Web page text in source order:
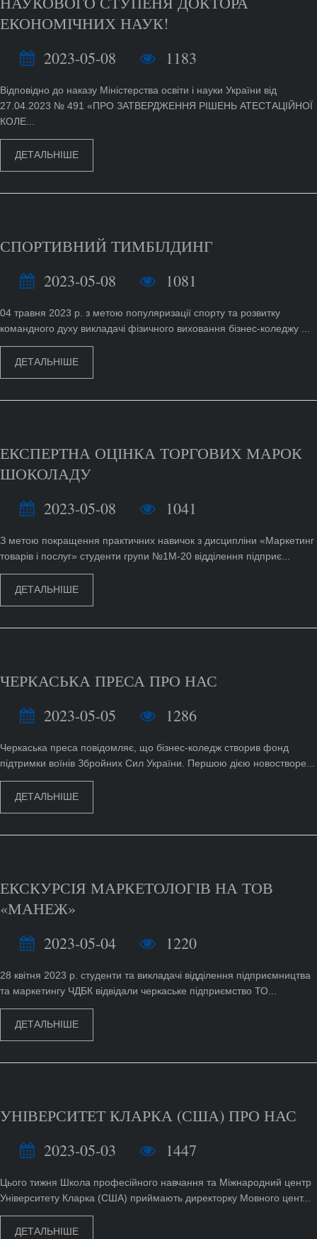
ЕКОНОМІЧНИХ НАУК!
2023-05-08
1183
Відповідно до наказу Міністерства освіти і науки України від
27.04.2023 № 491 «ПРО ЗАТВЕРДЖЕННЯ РІШЕНЬ АТЕСТАЦІЙНОЇ
КОЛЕ...
ДЕТАЛЬНІШЕ
СПОРТИВНИЙ ТИМБІЛДИНГ
2023-05-08
1081
04 травня 2023 р. з метою популяризації спорту та розвитку
командного духу викладачі фізичного виховання бізнес-коледжу ...
ДЕТАЛЬНІШЕ
ЕКСПЕРТНА ОЦІНКА ТОРГОВИХ МАРОК
ШОКОЛАДУ
2023-05-08
1041
З метою покращення практичних навичок з дисципліни «Маркетинг
товарів і послуг» студенти групи №1М-20 відділення підприє...
ДЕТАЛЬНІШЕ
ЧЕРКАСЬКА ПРЕСА ПРО НАС
2023-05-05
1286
Черкаська преса повідомляє, що бізнес-коледж створив фонд
підтримки воїнів Збройних Сил України. Першою дією новостворе...
ДЕТАЛЬНІШЕ
ЕКСКУРСІЯ МАРКЕТОЛОГІВ НА ТОВ
«МАНЕЖ»
2023-05-04
1220
28 квітня 2023 р. студенти та викладачі відділення підприємництва
та маркетингу ЧДБК відвідали черкаське підприємство ТО...
ДЕТАЛЬНІШЕ
УНІВЕРСИТЕТ КЛАРКА (США) ПРО НАС
2023-05-03
1447
Цього тижня Школа професійного навчання та Міжнародний центр
Університету Кларка (США) приймають директорку Мовного цент...
ДЕТАЛЬНІШЕ